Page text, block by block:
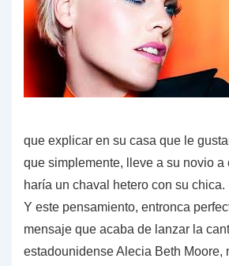
que explicar en su casa que le
que simplemente, lleve a su novio a
haría un chaval hetero con su chica.
Y este pensamiento, entronca
mensaje que acaba de lanzar la
estadounidense Alecia Beth Moore,